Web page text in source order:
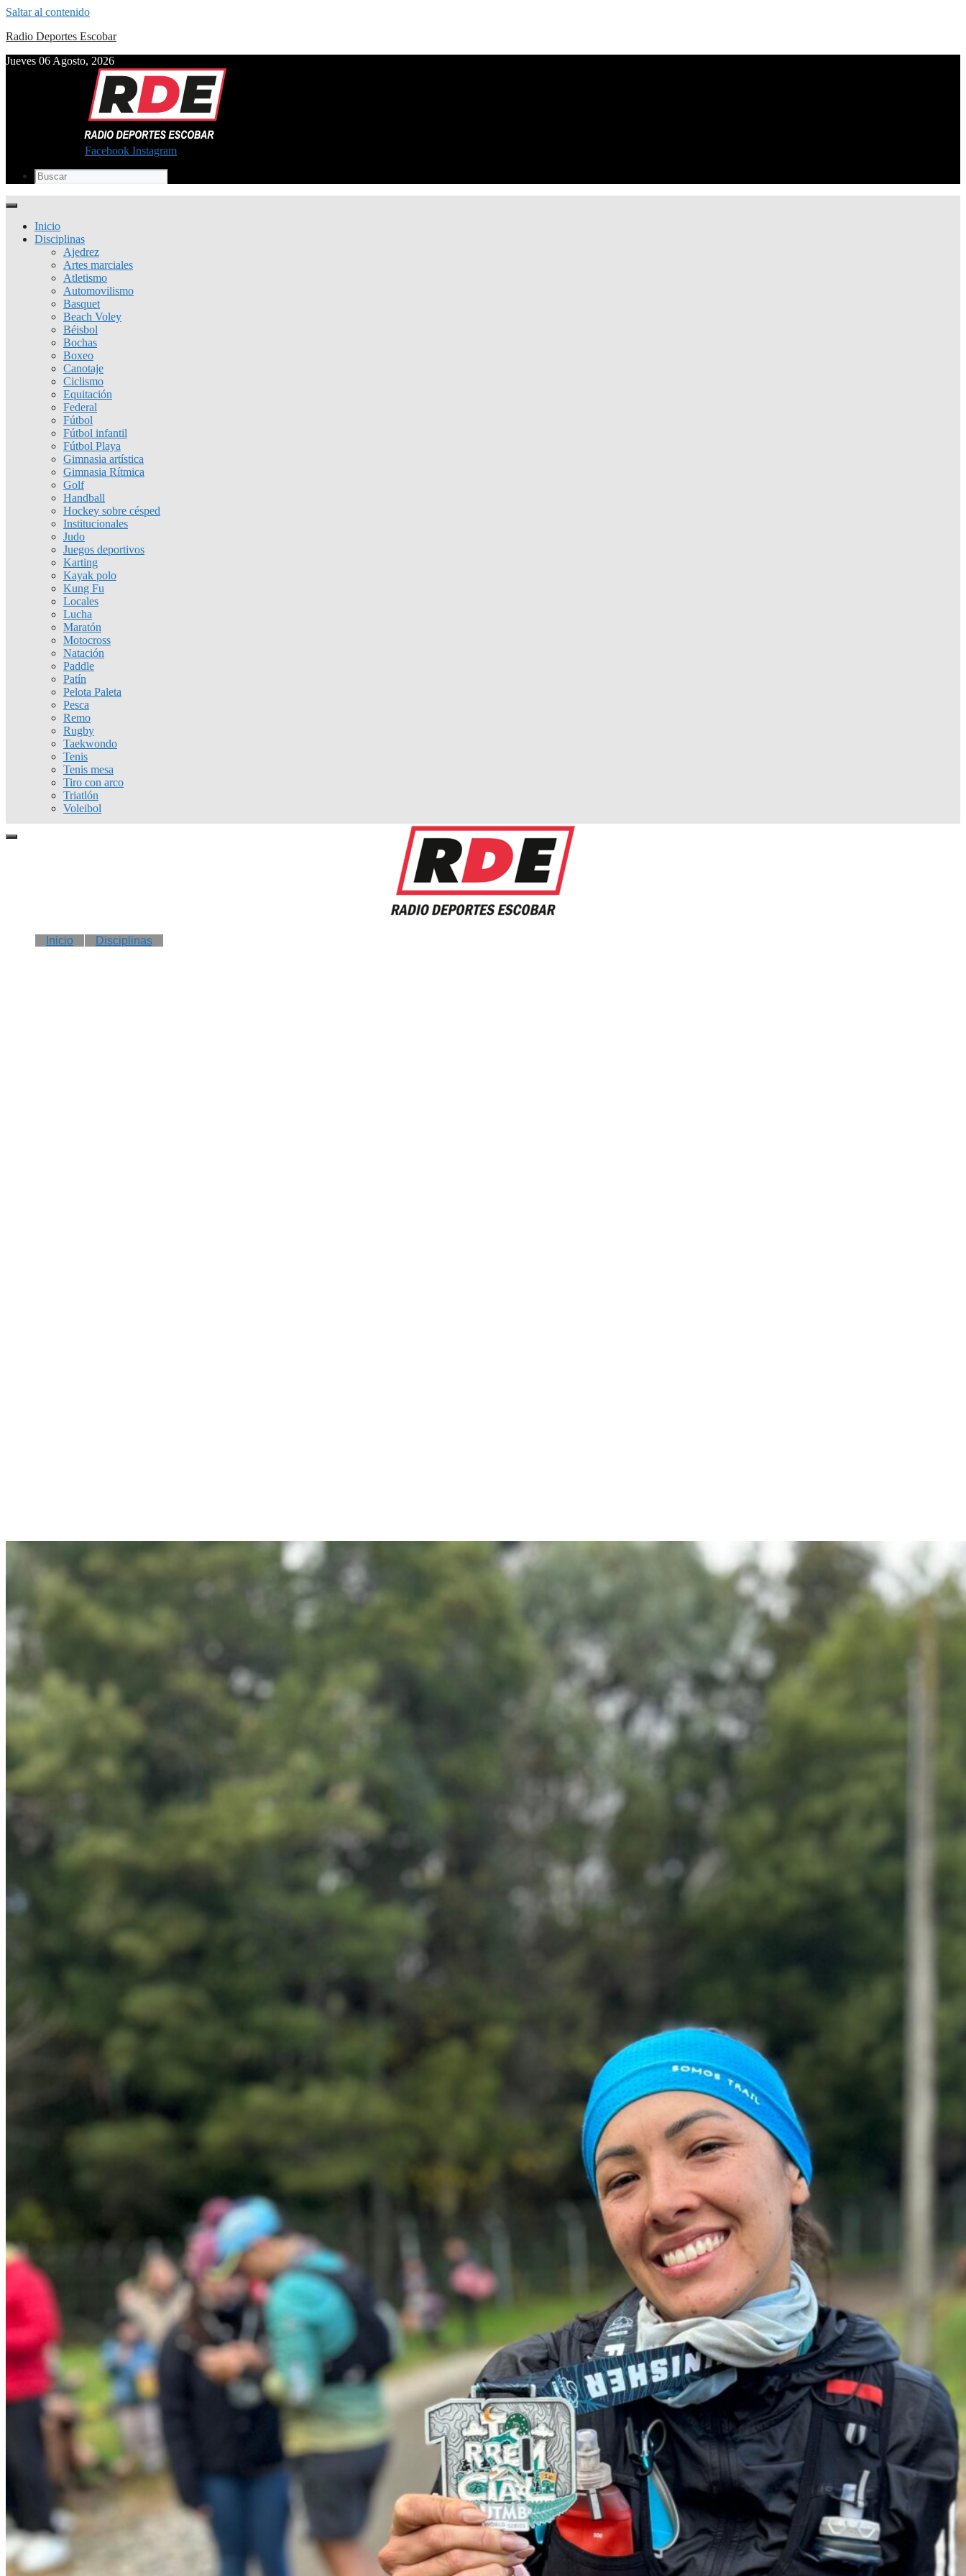
Saltar al contenido
Radio Deportes Escobar
Jueves 06 Agosto, 2026
Facebook Instagram
Inicio
Disciplinas
Ajedrez
Artes marciales
Atletismo
Automovilismo
Basquet
Beach Voley
Béisbol
Bochas
Boxeo
Canotaje
Ciclismo
Equitación
Federal
Fútbol
Fútbol infantil
Fútbol Playa
Gimnasia artística
Gimnasia Rítmica
Golf
Handball
Hockey sobre césped
Institucionales
Judo
Juegos deportivos
Karting
Kayak polo
Kung Fu
Locales
Lucha
Maratón
Motocross
Natación
Paddle
Patín
Pelota Paleta
Pesca
Remo
Rugby
Taekwondo
Tenis
Tenis mesa
Tiro con arco
Triatlón
Voleibol
Inicio Disciplinas